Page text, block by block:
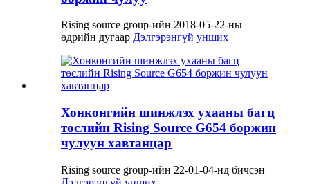
Rising source group-ийн 2018-05-22-ны
өдрийн дугаар Дэлгэрэнгүй унших
Хонконгийн шинжлэх ухааны багц
төслийн Rising Source G654 боржин
чулуун хавтанцар
Rising source group-ийн 22-01-04-нд бичсэн